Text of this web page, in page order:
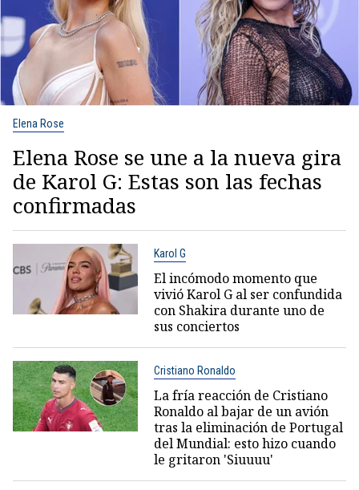
Elena Rose
Elena Rose se une a la nueva gira
de Karol G: Estas son las fechas
confirmadas
Karol G
El incómodo momento que
vivió Karol G al ser confundida
con Shakira durante uno de
sus conciertos
Cristiano Ronaldo
La fría reacción de Cristiano
Ronaldo al bajar de un avión
tras la eliminación de Portugal
del Mundial: esto hizo cuando
le gritaron 'Siuuuu'